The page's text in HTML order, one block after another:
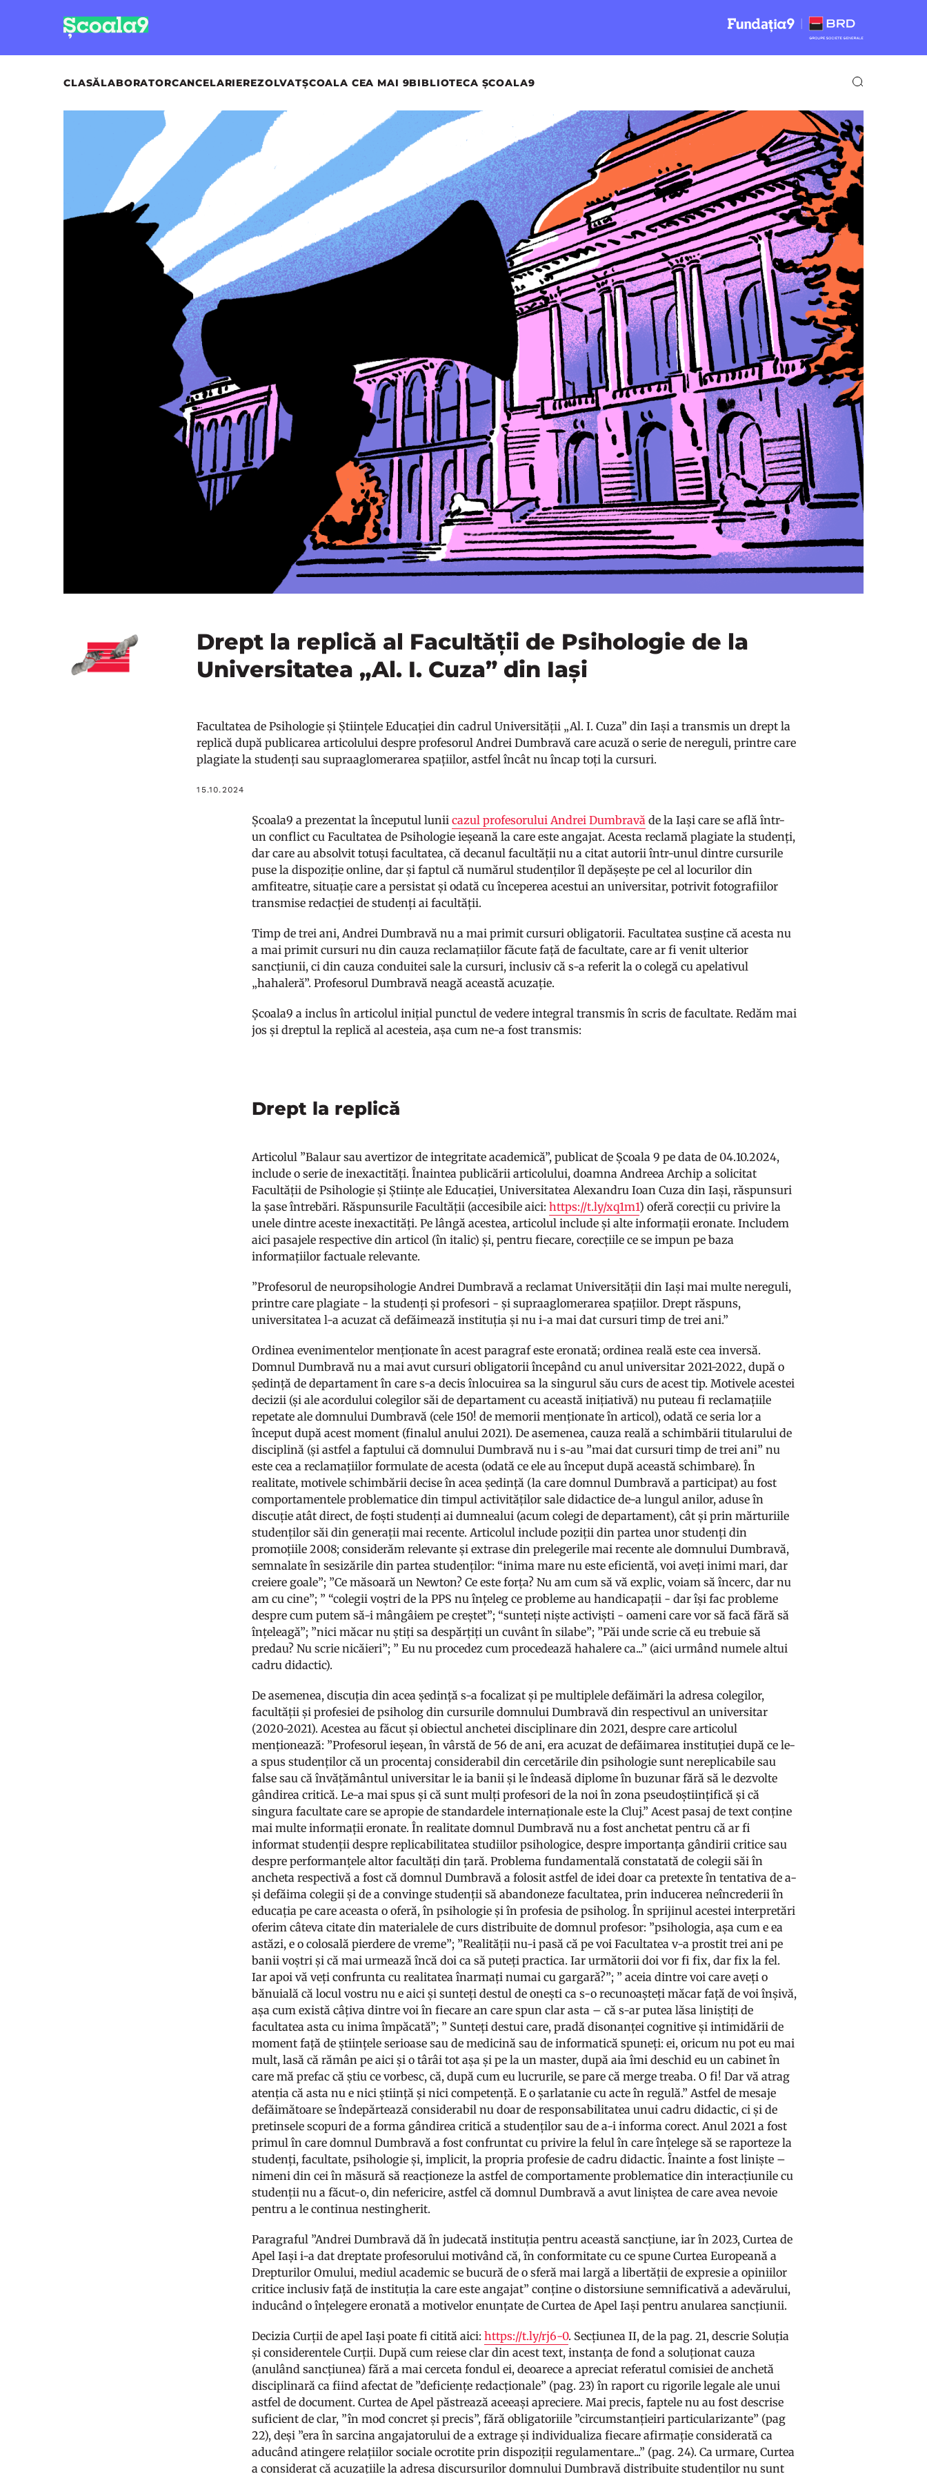
CLASĂLABORATORCANCELARIEREZOLVATȘCOALA CEA MAI 9BIBLIOTECA ȘCOALA9
Drept la replică al Facultății de Psihologie de la
Universitatea „Al. I. Cuza” din Iași
Facultatea de Psihologie și Științele Educației din cadrul Universității „Al. I. Cuza” din Iași a transmis un drept la
replică după publicarea articolului despre profesorul Andrei Dumbravă care acuză o serie de nereguli, printre care
plagiate la studenți sau supraaglomerarea spațiilor, astfel încât nu încap toți la cursuri.
15.10.2024
Școala9 a prezentat la începutul luniicazul profesorului Andrei Dumbravă de la Iași care se află într-
un conflict cu Facultatea de Psihologie ieșeană la care este angajat. Acesta reclamă plagiate la studenți,
dar care au absolvit totuși facultatea, că decanul facultății nu a citat autorii într-unul dintre cursurile
puse la dispoziție online, dar și faptul că numărul studenților îl depășește pe cel al locurilor din
amfiteatre, situație care a persistat și odată cu începerea acestui an universitar, potrivit fotografiilor
transmise redacției de studenți ai facultății.
Timp de trei ani, Andrei Dumbravă nu a mai primit cursuri obligatorii. Facultatea susține că acesta nu
a mai primit cursuri nu din cauza reclamațiilor făcute față de facultate, care ar fi venit ulterior
sancțiunii, ci din cauza conduitei sale la cursuri, inclusiv că s-a referit la o colegă cu apelativul
„hahaleră”. Profesorul Dumbravă neagă această acuzație.
Școala9 a inclus în articolul inițial punctul de vedere integral transmis în scris de facultate. Redăm mai
jos și dreptul la replică al acesteia, așa cum ne-a fost transmis:
Drept la replică
Articolul ”Balaur sau avertizor de integritate academică”, publicat de Școala 9 pe data de 04.10.2024,
include o serie de inexactități. Înaintea publicării articolului, doamna Andreea Archip a solicitat
Facultății de Psihologie și Științe ale Educației, Universitatea Alexandru Ioan Cuza din Iași, răspunsuri
la șase întrebări. Răspunsurile Facultății (accesibile aici:https://t.ly/xq1m1) oferă corecții cu privire la
unele dintre aceste inexactități. Pe lângă acestea, articolul include și alte informații eronate. Includem
aici pasajele respective din articol (în italic) și, pentru fiecare, corecțiile ce se impun pe baza
informațiilor factuale relevante.
”Profesorul de neuropsihologie Andrei Dumbravă a reclamat Universității din Iași mai multe nereguli,
printre care plagiate - la studenți și profesori - și supraaglomerarea spațiilor. Drept răspuns,
universitatea l-a acuzat că defăimează instituția și nu i-a mai dat cursuri timp de trei ani.”
Ordinea evenimentelor menționate în acest paragraf este eronată; ordinea reală este cea inversă.
Domnul Dumbravă nu a mai avut cursuri obligatorii începând cu anul universitar 2021-2022, după o
ședință de departament în care s-a decis înlocuirea sa la singurul său curs de acest tip. Motivele acestei
decizii (și ale acordului colegilor săi de departament cu această inițiativă) nu puteau fi reclamațiile
repetate ale domnului Dumbravă (cele 150! de memorii menționate în articol), odată ce seria lor a
început după acest moment (finalul anului 2021). De asemenea, cauza reală a schimbării titularului de
disciplină (și astfel a faptului că domnului Dumbravă nu i s-au ”mai dat cursuri timp de trei ani” nu
este cea a reclamațiilor formulate de acesta (odată ce ele au început după această schimbare). În
realitate, motivele schimbării decise în acea ședință (la care domnul Dumbravă a participat) au fost
comportamentele problematice din timpul activităților sale didactice de-a lungul anilor, aduse în
discuție atât direct, de foști studenți ai dumnealui (acum colegi de departament), cât și prin mărturiile
studenților săi din generații mai recente. Articolul include poziții din partea unor studenți din
promoțiile 2008; considerăm relevante și extrase din prelegerile mai recente ale domnului Dumbravă,
semnalate în sesizările din partea studenților: “inima mare nu este eficientă, voi aveți inimi mari, dar
creiere goale”; ”Ce măsoară un Newton? Ce este forța? Nu am cum să vă explic, voiam să încerc, dar nu
am cu cine”; ” “colegii voștri de la PPS nu înțeleg ce probleme au handicapații - dar își fac probleme
despre cum putem să-i mângâiem pe creștet”; “sunteți niște activiști - oameni care vor să facă fără să
înțeleagă”; ”nici măcar nu știți sa despărțiți un cuvânt în silabe”; ”Păi unde scrie că eu trebuie să
predau? Nu scrie nicăieri”; ” Eu nu procedez cum procedează hahalere ca...” (aici urmând numele altui
cadru didactic).
De asemenea, discuția din acea ședință s-a focalizat și pe multiplele defăimări la adresa colegilor,
facultății și profesiei de psiholog din cursurile domnului Dumbravă din respectivul an universitar
(2020-2021). Acestea au făcut și obiectul anchetei disciplinare din 2021, despre care articolul
menționează: ”Profesorul ieșean, în vârstă de 56 de ani, era acuzat de defăimarea instituției după ce le-
a spus studenților că un procentaj considerabil din cercetările din psihologie sunt nereplicabile sau
false sau că învățământul universitar le ia banii și le îndeasă diplome în buzunar fără să le dezvolte
gândirea critică. Le-a mai spus și că sunt mulți profesori de la noi în zona pseudoștiințifică și că
singura facultate care se apropie de standardele internaționale este la Cluj.” Acest pasaj de text conține
mai multe informații eronate. În realitate domnul Dumbravă nu a fost anchetat pentru că ar fi
informat studenții despre replicabilitatea studiilor psihologice, despre importanța gândirii critice sau
despre performanțele altor facultăți din țară. Problema fundamentală constatată de colegii săi în
ancheta respectivă a fost că domnul Dumbravă a folosit astfel de idei doar ca pretexte în tentativa de a-
și defăima colegii și de a convinge studenții să abandoneze facultatea, prin inducerea neîncrederii în
educația pe care aceasta o oferă, în psihologie și în profesia de psiholog. În sprijinul acestei interpretări
oferim câteva citate din materialele de curs distribuite de domnul profesor: ”psihologia, așa cum e ea
astăzi, e o colosală pierdere de vreme”; ”Realității nu-i pasă că pe voi Facultatea v-a prostit trei ani pe
banii voștri și că mai urmează încă doi ca să puteți practica. Iar următorii doi vor fi fix, dar fix la fel.
Iar apoi vă veți confrunta cu realitatea înarmați numai cu gargară?”; ” aceia dintre voi care aveți o
bănuială că locul vostru nu e aici și sunteți destul de onești ca s-o recunoașteți măcar față de voi înșivă,
așa cum există câțiva dintre voi în fiecare an care spun clar asta – că s-ar putea lăsa liniștiți de
facultatea asta cu inima împăcată”; ” Sunteți destui care, pradă disonanței cognitive și intimidării de
moment față de științele serioase sau de medicină sau de informatică spuneți: ei, oricum nu pot eu mai
mult, lasă că rămân pe aici și o târâi tot așa și pe la un master, după aia îmi deschid eu un cabinet în
care mă prefac că știu ce vorbesc, că, după cum eu lucrurile, se pare că merge treaba. O fi! Dar vă atrag
atenția că asta nu e nici știință și nici competență. E o șarlatanie cu acte în regulă.” Astfel de mesaje
defăimătoare se îndepărtează considerabil nu doar de responsabilitatea unui cadru didactic, ci și de
pretinsele scopuri de a forma gândirea critică a studenților sau de a-i informa corect. Anul 2021 a fost
primul în care domnul Dumbravă a fost confruntat cu privire la felul în care înțelege să se raporteze la
studenți, facultate, psihologie și, implicit, la propria profesie de cadru didactic. Înainte a fost liniște –
nimeni din cei în măsură să reacționeze la astfel de comportamente problematice din interacțiunile cu
studenții nu a făcut-o, din nefericire, astfel că domnul Dumbravă a avut liniștea de care avea nevoie
pentru a le continua nestingherit.
Paragraful ”Andrei Dumbravă dă în judecată instituția pentru această sancțiune, iar în 2023, Curtea de
Apel Iași i-a dat dreptate profesorului motivând că, în conformitate cu ce spune Curtea Europeană a
Drepturilor Omului, mediul academic se bucură de o sferă mai largă a libertății de expresie a opiniilor
critice inclusiv față de instituția la care este angajat” conține o distorsiune semnificativă a adevărului,
inducând o înțelegere eronată a motivelor enunțate de Curtea de Apel Iași pentru anularea sancțiunii.
Decizia Curții de apel Iași poate fi citită aici:https://t.ly/rj6-0. Secțiunea II, de la pag. 21, descrie Soluția
și considerentele Curții. După cum reiese clar din acest text, instanța de fond a soluționat cauza
(anulând sancțiunea) fără a mai cerceta fondul ei, deoarece a apreciat referatul comisiei de anchetă
disciplinară ca fiind afectat de ”deficiențe redacționale” (pag. 23) în raport cu rigorile legale ale unui
astfel de document. Curtea de Apel păstrează aceeași apreciere. Mai precis, faptele nu au fost descrise
suficient de clar, ”în mod concret și precis”, fără obligatoriile ”circumstanțieiri particularizante” (pag
22), deși ”era în sarcina angajatorului de a extrage și individualiza fiecare afirmație considerată ca
aducând atingere relațiilor sociale ocrotite prin dispoziții regulamentare...” (pag. 24). Ca urmare, Curtea
a considerat că acuzațiile la adresa discursurilor domnului Dumbravă distribuite studenților nu sunt